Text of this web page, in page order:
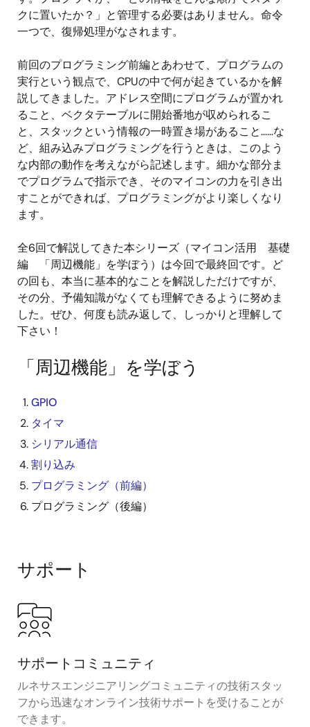
クに置いたか？」と管理する必要はありません。命令
一つで、復帰処理がなされます。
前回のプログラミング前編とあわせて、プログラムの
実行という観点で、CPUの中で何が起きているかを解
説してきました。アドレス空間にプログラムが置かれ
ること、ベクタテーブルに開始番地が収められるこ
と、スタックという情報の一時置き場があること……な
ど、組み込みプログラミングを行うときは、このよう
な内部の動作を考えながら記述します。細かな部分ま
でプログラムで指示でき、そのマイコンの力を引き出
すことができれば、プログラミングがより楽しくなり
ます。
全6回で解説してきた本シリーズ（マイコン活用 基礎
編 「周辺機能」を学ぼう）は今回で最終回です。ど
の回も、本当に基本的なことを解説しただけですが、
その分、予備知識がなくても理解できるように努めま
した。ぜひ、何度も読み返して、しっかりと理解して
下さい！
「周辺機能」を学ぼう
GPIO
タイマ
シリアル通信
割り込み
プログラミング（前編）
プログラミング（後編）
サポート
サポートコミュニティ
ルネサスエンジニアリングコミュニティの技術スタッ
フから迅速なオンライン技術サポートを受けることが
できます。